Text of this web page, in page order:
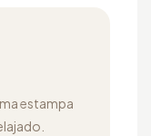
estampa